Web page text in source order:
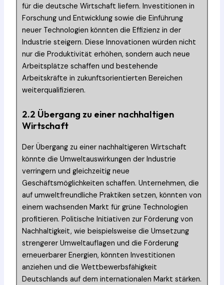
für die deutsche Wirtschaft liefern. Investitionen in
Forschung und Entwicklung sowie die Einführung
neuer Technologien könnten die Effizienz in der
Industrie steigern. Diese Innovationen würden nicht
nur die Produktivität erhöhen, sondern auch neue
Arbeitsplätze schaffen und bestehende
Arbeitskräfte in zukunftsorientierten Bereichen
weiterqualifizieren.
2.2 Übergang zu einer nachhaltigen
Wirtschaft
Der Übergang zu einer nachhaltigeren Wirtschaft
könnte die Umweltauswirkungen der Industrie
verringern und gleichzeitig neue
Geschäftsmöglichkeiten schaffen. Unternehmen, die
auf umweltfreundliche Praktiken setzen, könnten von
einem wachsenden Markt für grüne Technologien
profitieren. Politische Initiativen zur Förderung von
Nachhaltigkeit, wie beispielsweise die Umsetzung
strengerer Umweltauflagen und die Förderung
erneuerbarer Energien, könnten Investitionen
anziehen und die Wettbewerbsfähigkeit
Deutschlands auf dem internationalen Markt stärken.